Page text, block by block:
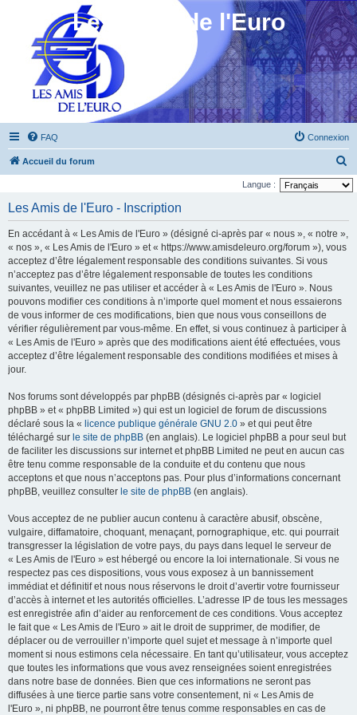
Les Amis de l'Euro
FAQ Connexion
Accueil du forum
e
Langue :
Les Amis de l'Euro - Inscription
En accédant à « Les Amis de l'Euro » (désigné ci-après par « nous », « notre »,
« nos », « Les Amis de l'Euro » et « https://www.amisdeleuro.org/forum »), vous
acceptez d’être légalement responsable des conditions suivantes. Si vous
n’acceptez pas d’être légalement responsable de toutes les conditions
suivantes, veuillez ne pas utiliser et accéder à « Les Amis de l'Euro ». Nous
pouvons modifier ces conditions à n’importe quel moment et nous essaierons
de vous informer de ces modifications, bien que nous vous conseillons de
vérifier régulièrement par vous-même. En effet, si vous continuez à participer à
« Les Amis de l'Euro » après que des modifications aient été effectuées, vous
acceptez d’être légalement responsable des conditions modifiées et mises à
jour.
Nos forums sont développés par phpBB (désignés ci-après par « logiciel
phpBB » et « phpBB Limited ») qui est un logiciel de forum de discussions
déclaré sous la « licence publique générale GNU 2.0 » et qui peut être
téléchargé sur le site de phpBB (en anglais). Le logiciel phpBB a pour seul but
de faciliter les discussions sur internet et phpBB Limited ne peut en aucun cas
être tenu comme responsable de la conduite et du contenu que nous
acceptons et que nous n’acceptons pas. Pour plus d’informations concernant
phpBB, veuillez consulter le site de phpBB (en anglais).
Vous acceptez de ne publier aucun contenu à caractère abusif, obscène,
vulgaire, diffamatoire, choquant, menaçant, pornographique, etc. qui pourrait
transgresser la législation de votre pays, du pays dans lequel le serveur de
« Les Amis de l'Euro » est hébergé ou encore la loi internationale. Si vous ne
respectez pas ces dispositions, vous vous exposez à un bannissement
immédiat et définitif et nous nous réservons le droit d’avertir votre fournisseur
d’accès à internet et les autorités officielles. L’adresse IP de tous les messages
est enregistrée afin d’aider au renforcement de ces conditions. Vous acceptez
le fait que « Les Amis de l'Euro » ait le droit de supprimer, de modifier, de
déplacer ou de verrouiller n’importe quel sujet et message à n’importe quel
moment si nous estimons cela nécessaire. En tant qu’utilisateur, vous acceptez
que toutes les informations que vous avez renseignées soient enregistrées
dans notre base de données. Bien que ces informations ne seront pas
diffusées à une tierce partie sans votre consentement, ni « Les Amis de
l'Euro », ni phpBB, ne pourront être tenus comme responsables en cas de